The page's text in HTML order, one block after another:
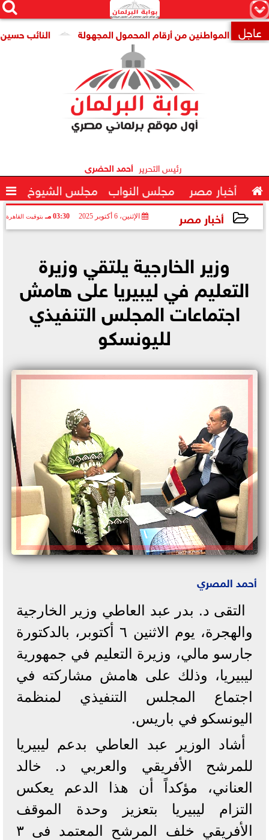
×


 عاجل النائب حسين المواطنين من أرقام المحمول المجهولة
رئيس التحرير أحمد الحضرى
 أخبار مصر مجلس النواب مجلس الشيوخ 
أخبار مصر الإثنين، 6 أكتوبر 2025 03:30 مـ بتوقيت القاهرة
وزير الخارجية يلتقي وزيرة
التعليم في ليبيريا على هامش
اجتماعات المجلس التنفيذي
لليونسكو
أحمد المصري
التقى د. بدر عبد العاطي وزير الخارجية
والهجرة، يوم الاثنين ٦ أكتوبر، بالدكتورة
جارسو مالي، وزيرة التعليم في جمهورية
ليبيريا، وذلك على هامش مشاركته في
اجتماع المجلس التنفيذي لمنظمة
اليونسكو في باريس.
أشاد الوزير عبد العاطي بدعم ليبيريا
للمرشح الأفريقي والعربي د. خالد
العناني، مؤكداً أن هذا الدعم يعكس
التزام ليبيريا بتعزيز وحدة الموقف
الأفريقي خلف المرشح المعتمد فى ٣